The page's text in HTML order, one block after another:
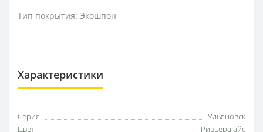
Тип покрытия: Экошпон
Характеристики
Серия
Ульяновск
Цвет
Ривьера айс